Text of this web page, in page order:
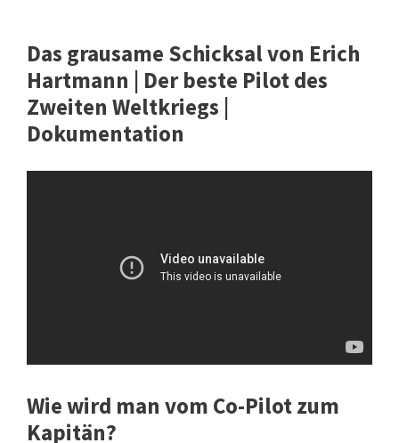
Das grausame Schicksal von Erich
Hartmann | Der beste Pilot des
Zweiten Weltkriegs |
Dokumentation
Wie wird man vom Co-Pilot zum
Kapitän?